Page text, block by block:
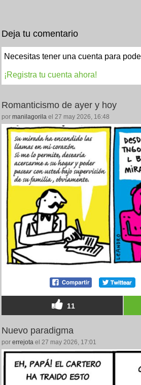
Deja tu comentario
Necesitas tener una cuenta para
¡Registra tu cuenta ahora!
Romanticismo de ayer y hoy
por manilagorila el 27 may 2026, 16:48
11
Nuevo paradigma
por errejota el 27 may 2026, 17:01